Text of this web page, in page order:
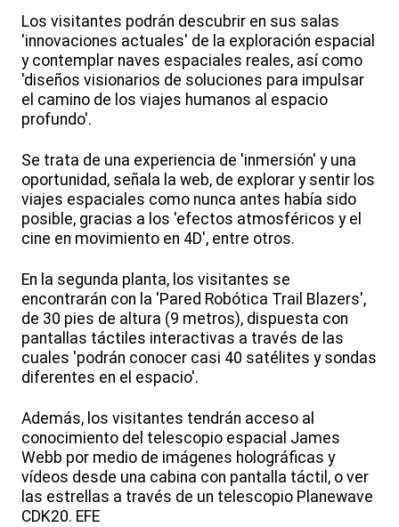
Los visitantes podrán descubrir en sus salas
'innovaciones actuales' de la exploración espacial
y contemplar naves espaciales reales, así como
'diseños visionarios de soluciones para impulsar
el camino de los viajes humanos al espacio
profundo'.
Se trata de una experiencia de 'inmersión' y una
oportunidad, señala la web, de explorar y sentir los
viajes espaciales como nunca antes había sido
posible, gracias a los 'efectos atmosféricos y el
cine en movimiento en 4D', entre otros.
En la segunda planta, los visitantes se
encontrarán con la 'Pared Robótica Trail Blazers',
de 30 pies de altura (9 metros), dispuesta con
pantallas táctiles interactivas a través de las
cuales 'podrán conocer casi 40 satélites y sondas
diferentes en el espacio'.
Además, los visitantes tendrán acceso al
conocimiento del telescopio espacial James
Webb por medio de imágenes holográficas y
vídeos desde una cabina con pantalla táctil, o ver
las estrellas a través de un telescopio Planewave
CDK20. EFE